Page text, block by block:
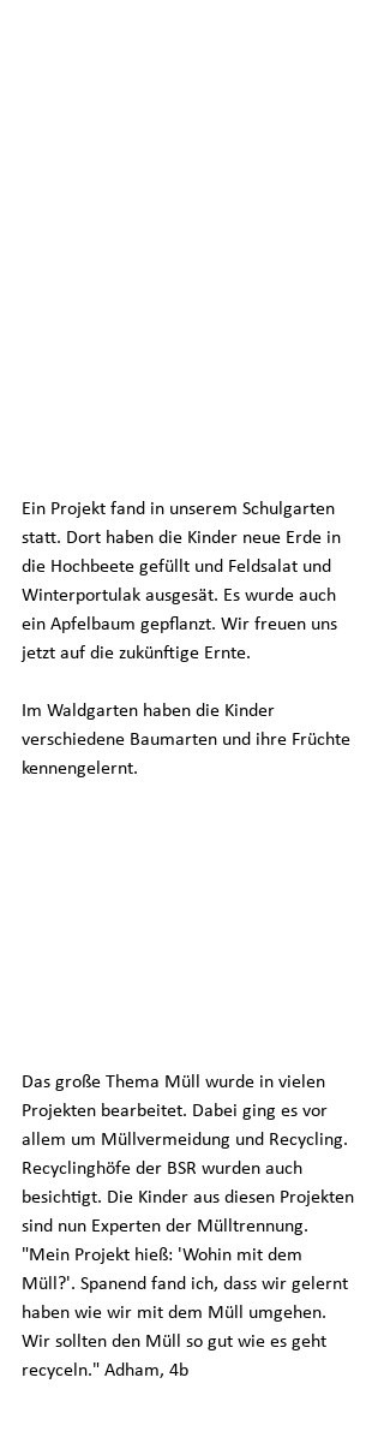
Ein Projekt fand in unserem Schulgarten
statt. Dort haben die Kinder neue Erde in
die Hochbeete gefüllt und Feldsalat und
Winterportulak ausgesät. Es wurde auch
ein Apfelbaum gepflanzt. Wir freuen uns
jetzt auf die zukünftige Ernte.
Im Waldgarten haben die Kinder
verschiedene Baumarten und ihre Früchte
kennengelernt.
Das große Thema Müll wurde in vielen
Projekten bearbeitet. Dabei ging es vor
allem um Müllvermeidung und Recycling.
Recyclinghöfe der BSR wurden auch
besichtigt. Die Kinder aus diesen Projekten
sind nun Experten der Mülltrennung.
"Mein Projekt hieß: 'Wohin mit dem
Müll?'. Spanend fand ich, dass wir gelernt
haben wie wir mit dem Müll umgehen.
Wir sollten den Müll so gut wie es geht
recyceln." Adham, 4b